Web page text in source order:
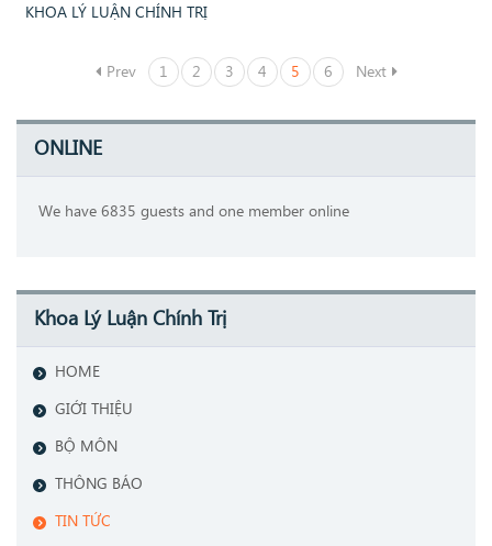
KHOA LÝ LUẬN CHÍNH TRỊ
Prev 1 2 3 4 5 6 Next
ONLINE
We have 6835 guests and one member online
Khoa Lý Luận Chính Trị
HOME
GIỚI THIỆU
BỘ MÔN
THÔNG BÁO
TIN TỨC